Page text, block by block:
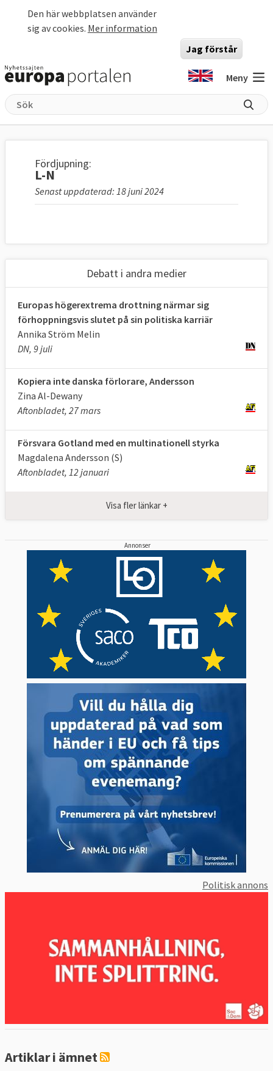
Den här webbplatsen använder
sig av cookies. Mer information
Jag förstår
Meny
Fördjupning:
L-N
Senast uppdaterad: 18 juni 2024
Debatt i andra medier
Europas högerextrema drottning närmar sig
förhoppningsvis slutet på sin politiska karriär
Annika Ström Melin
DN, 9 juli
Kopiera inte danska förlorare, Andersson
Zina Al-Dewany
Aftonbladet, 27 mars
Försvara Gotland med en multinationell styrka
Magdalena Andersson (S)
Aftonbladet, 12 januari
Visa fler länkar +
Annonser
Politisk annons
Artiklar i ämnet